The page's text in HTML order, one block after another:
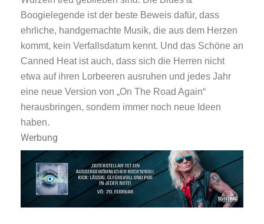
Boogielegende ist der beste Beweis dafür, dass
ehrliche, handgemachte Musik, die aus dem Herzen
kommt, kein Verfallsdatum kennt. Und das Schöne an
Canned Heat ist auch, dass sich die Herren nicht
etwa auf ihren Lorbeeren ausruhen und jedes Jahr
eine neue Version von „On The Road Again“
herausbringen, sondern immer noch neue Ideen
haben.
Werbung